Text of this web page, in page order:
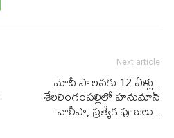
Next article
మోదీ పాలనకు 12 ఏళ్లు..
శేరిలింగంపల్లిలో హనుమాన్
చాలీసా, ప్రత్యేక పూజలు..